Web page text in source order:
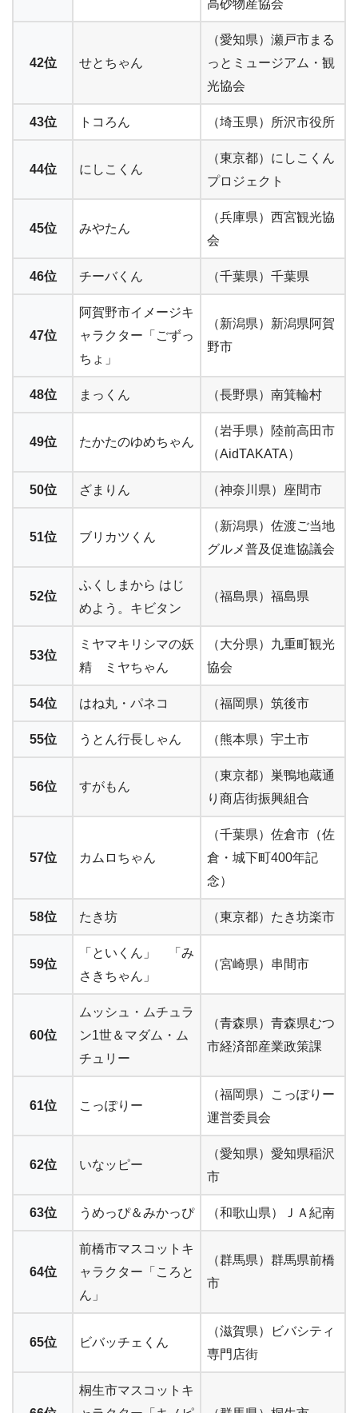
高砂物産協会
42位 せとちゃん
（愛知県）瀬戸市まる
っとミュージアム・観
光協会
43位 トコろん （埼玉県）所沢市役所
44位 にしこくん
（東京都）にしこくん
プロジェクト
45位 みやたん
（兵庫県）西宮観光協
会
46位 チーバくん （千葉県）千葉県
47位
阿賀野市イメージキ
ャラクター「ごずっ
ちょ」
（新潟県）新潟県阿賀
野市
48位 まっくん （長野県）南箕輪村
49位 たかたのゆめちゃん
（岩手県）陸前高田市
（AidTAKATA）
50位 ざまりん （神奈川県）座間市
51位 ブリカツくん
（新潟県）佐渡ご当地
グルメ普及促進協議会
52位
ふくしまから はじ
めよう。キビタン
（福島県）福島県
53位
ミヤマキリシマの妖
精 ミヤちゃん
（大分県）九重町観光
協会
54位 はね丸・パネコ （福岡県）筑後市
55位 うとん行長しゃん （熊本県）宇土市
56位 すがもん
（東京都）巣鴨地蔵通
り商店街振興組合
57位 カムロちゃん
（千葉県）佐倉市（佐
倉・城下町400年記
念）
58位 たき坊 （東京都）たき坊楽市
59位
「といくん」 「み
さきちゃん」
（宮崎県）串間市
60位
ムッシュ・ムチュラ
ン1世＆マダム・ム
チュリー
（青森県）青森県むつ
市経済部産業政策課
61位 こっぽりー
（福岡県）こっぽりー
運営委員会
62位 いなッピー
（愛知県）愛知県稲沢
市
63位 うめっぴ＆みかっぴ （和歌山県）ＪＡ紀南
64位
前橋市マスコットキ
ャラクター「ころと
ん」
（群馬県）群馬県前橋
市
65位 ビバッチェくん
（滋賀県）ビバシティ
専門店街
桐生市マスコットキ